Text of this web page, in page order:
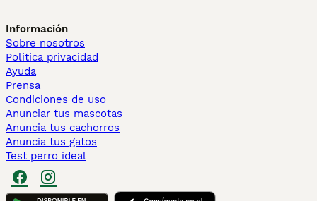
Información
Sobre nosotros
Politica privacidad
Ayuda
Prensa
Condiciones de uso
Anunciar tus mascotas
Anuncia tus cachorros
Anuncia tus gatos
Test perro ideal